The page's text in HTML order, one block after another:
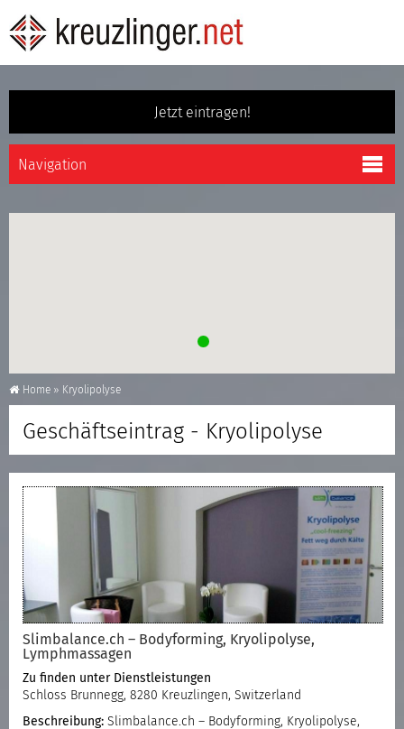
Jetzt eintragen!
Home » Kryolipolyse
Geschäftseintrag - Kryolipolyse
Slimbalance.ch – Bodyforming, Kryolipolyse,
Lymphmassagen
Zu finden unter Dienstleistungen
Schloss Brunnegg, 8280 Kreuzlingen, Switzerland
Beschreibung: Slimbalance.ch – Bodyforming, Kryolipolyse,